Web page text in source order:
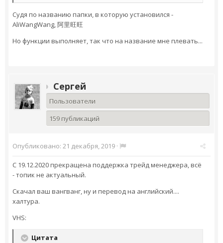
Судя по названию папки, в которую установился -
AliWangWang, 阿里旺旺
Но функции выполняет, так что на название мне плевать...
Сергей
Пользователи
159 публикаций
Опубликовано: 21 декабря, 2019 ·
C 19.12.2020 прекращена поддержка трейд менеджера, всё
- топик не актуальный.
Скачал ваш вангванг, ну и перевод на английский....
халтура.
VHS:
Цитата